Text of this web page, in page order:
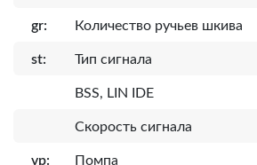
gr: Количество ручьев шкива
st: Тип сигнала
BSS, LIN IDE
Скорость сигнала
vp: Помпа